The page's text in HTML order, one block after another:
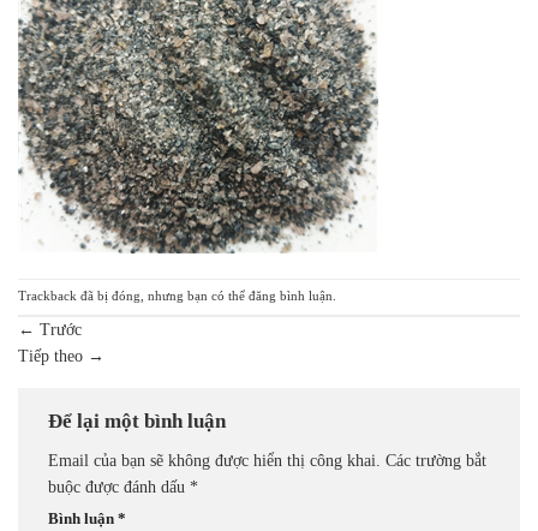
Trackback đã bị đóng, nhưng bạn có thể đăng bình luận
← Trước
Tiếp theo →
Để lại một bình luận
Email của bạn sẽ không được hiển thị công khai. Các trường bắt
buộc được đánh dấu *
Bình luận *